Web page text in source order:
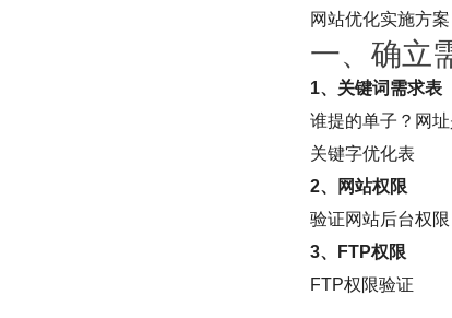
网站优化实施方案
一、确立
1、关键词需求表
谁提的单子？网
关键字优化表
2、网站权限
验证网站后台权限
3、FTP权限
FTP权限验证